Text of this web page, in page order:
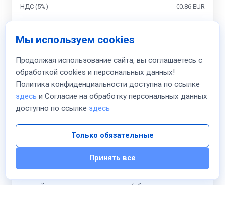
НДС (5%) €0.86 EUR
Итого
К оплате сегодня
€18.00 EUR
Соглашаюсь
на обработку персональных
Я ознакомлен(а) с условиями предоставления
действуют правила возврата/обмена для
Мы используем cookies
Продолжая использование сайта, вы соглашаетесь с
обработкой cookies и персональных данных!
Политика конфиденциальности доступна по ссылке
здесь и Согласие на обработку персональных данных
доступно по ссылке здесь
Только обязательные
Принять все